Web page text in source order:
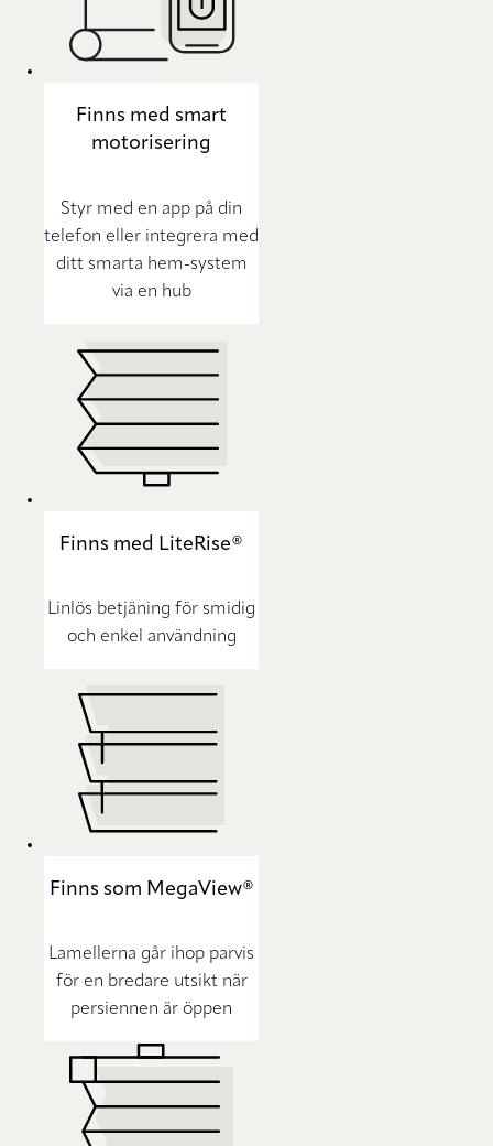
Finns med smart
motorisering
Styr med en app på din
telefon eller integrera med
ditt smarta hem-system
via en hub
Finns med LiteRise®
Linlös betjäning för smidig
och enkel användning
Finns som MegaView®
Lamellerna går ihop parvis
för en bredare utsikt när
persiennen är öppen